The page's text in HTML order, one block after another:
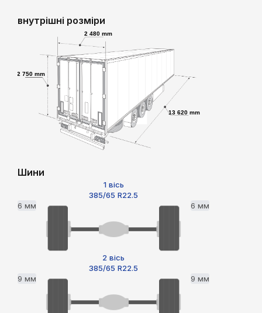
внутрішні розміри
2 480 mm
2 750 mm
13 620 mm
Шини
1 вісь
385/65 R22.5
6 мм
6 мм
2 вісь
385/65 R22.5
9 мм
9 мм